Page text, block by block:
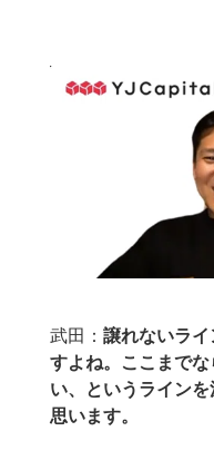
武田： 譲れないラ
すよね。ここまで
い、というライン
思います。